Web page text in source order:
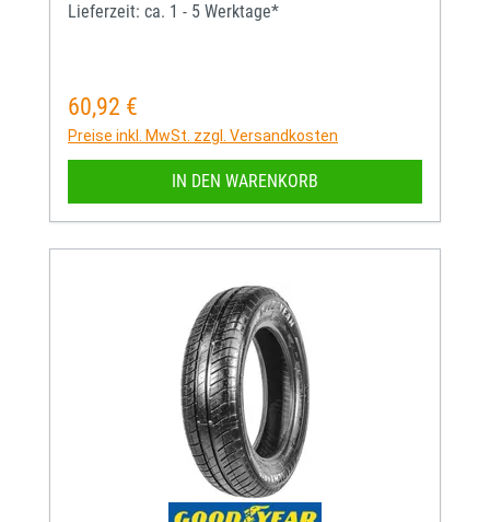
Lieferzeit: ca. 1 - 5 Werktage*
Regulärer Preis:
60,92 €
Preise inkl. MwSt. zzgl. Versandkosten
IN DEN WARENKORB